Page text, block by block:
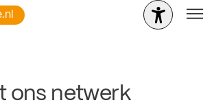
ons netwerk